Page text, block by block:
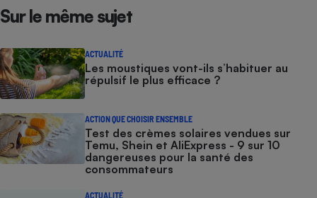
Sur le même sujet
ACTUALITÉ
Les moustiques vont-ils s’habituer au
répulsif le plus efficace ?
ACTION QUE CHOISIR ENSEMBLE
Test des crèmes solaires vendues sur
Temu, Shein et AliExpress - 9 sur 10
dangereuses pour la santé des
consommateurs
ACTUALITÉ